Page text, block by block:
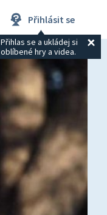
Přihlásit se
Přihlas se a ukládej si
oblíbené hry a videa.